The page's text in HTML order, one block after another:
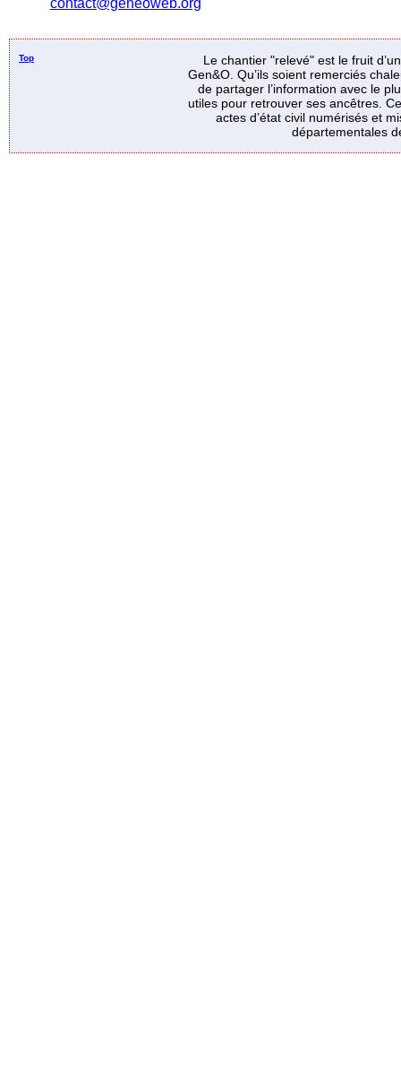
contact@geneoweb.org
Top
Le chantier "relevé" est le fruit
Gen&O. Qu’ils soient remerciés
de partager l’information avec le
utiles pour retrouver ses ancêtres.
actes d’état civil numérisés et
départementales